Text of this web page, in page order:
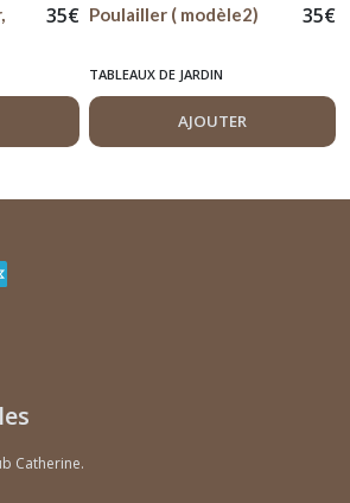
35€ Poulailler ( modèle2) 35€
TABLEAUX DE JARDIN
AJOUTER
Catherine.